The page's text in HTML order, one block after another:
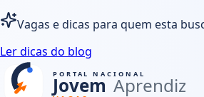
Vagas e dicas para quem esta
Ler dicas do blog